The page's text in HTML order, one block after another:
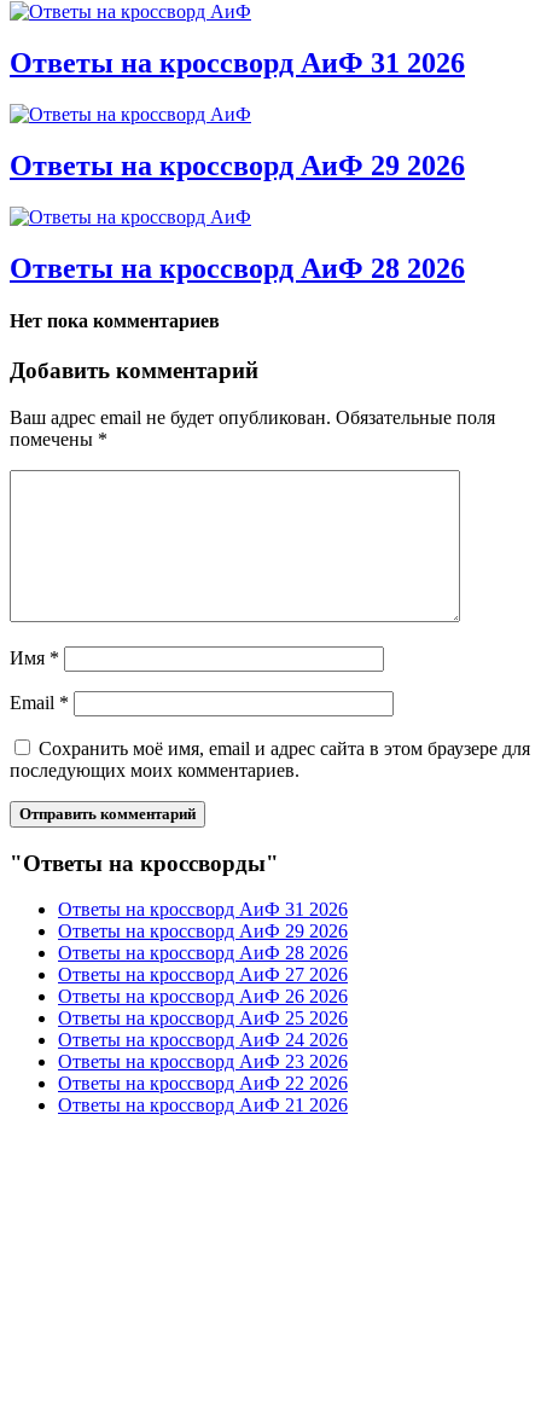
Ответы на кроссворд АиФ 31 2026
Ответы на кроссворд АиФ 29 2026
Ответы на кроссворд АиФ 28 2026
Нет пока комментариев
Добавить комментарий
Ваш адрес email не будет опубликован. Обязательные поля
помечены *
Имя *
Email *
Сохранить моё имя, email и адрес сайта в этом браузере для
последующих моих комментариев.
"Ответы на кроссворды"
Ответы на кроссворд АиФ 31 2026
Ответы на кроссворд АиФ 29 2026
Ответы на кроссворд АиФ 28 2026
Ответы на кроссворд АиФ 27 2026
Ответы на кроссворд АиФ 26 2026
Ответы на кроссворд АиФ 25 2026
Ответы на кроссворд АиФ 24 2026
Ответы на кроссворд АиФ 23 2026
Ответы на кроссворд АиФ 22 2026
Ответы на кроссворд АиФ 21 2026